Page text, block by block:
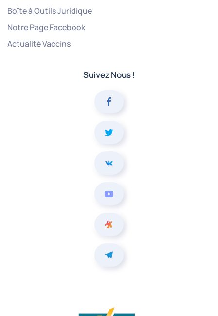
Boîte à Outils Juridique
Notre Page Facebook
Actualité Vaccins
Suivez Nous !